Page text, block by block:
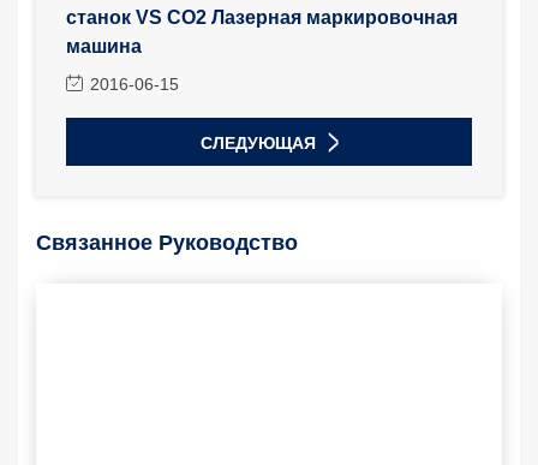
станок VS CO2 Лазерная маркировочная
машина
2016-06-15
СЛЕДУЮЩАЯ
Связанное Руководство